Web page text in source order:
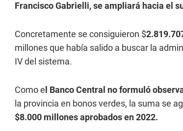
Francisco Gabrielli, se ampliará hacia el
Concretamente se consiguieron $
millones que había salido a buscar la
IV del sistema.
Como e l Banco Central no formuló
la provincia en bonos verdes, la suma se
$8.000 millones aprobados en 2022.